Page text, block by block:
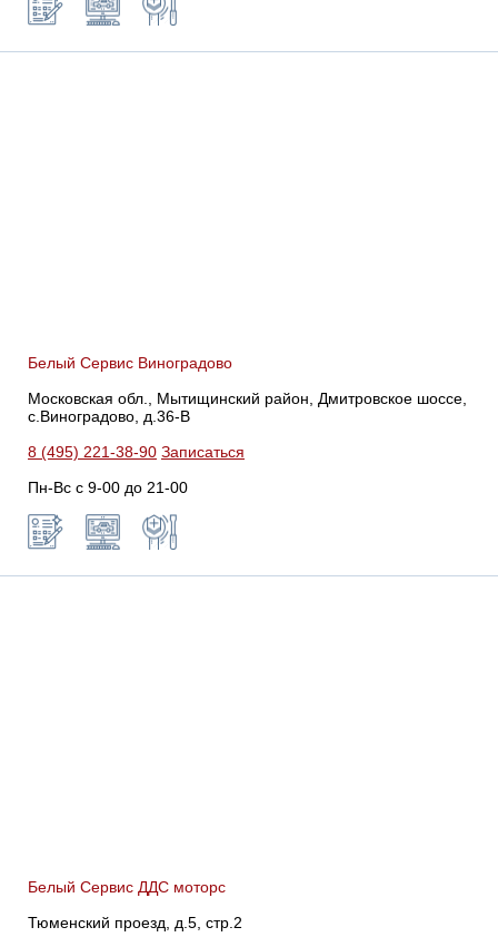
Белый Сервис Виноградово
Московская обл., Мытищинский район, Дмитровское шоссе,
с.Виноградово, д.36-В
8 (495) 221-38-90 Записаться
Пн-Вс с 9-00 до 21-00
Белый Сервис ДДС моторс
Тюменский проезд, д.5, стр.2